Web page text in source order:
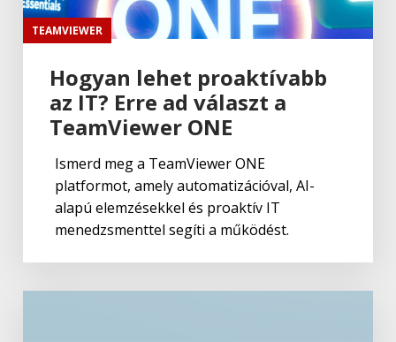
TEAMVIEWER
Hogyan lehet proaktívabb
az IT? Erre ad választ a
TeamViewer ONE
Ismerd meg a TeamViewer ONE
platformot, amely automatizációval, AI-
alapú elemzésekkel és proaktív IT
menedzsmenttel segíti a működést.